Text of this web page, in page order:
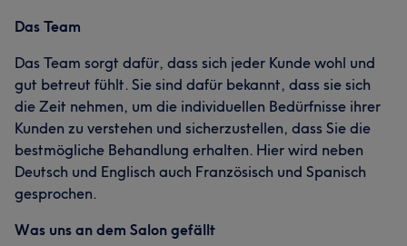
Das Team
Das Team sorgt dafür, dass sich jeder Kunde wohl und
gut betreut fühlt. Sie sind dafür bekannt, dass sie sich
die Zeit nehmen, um die individuellen Bedürfnisse ihrer
Kunden zu verstehen und sicherzustellen, dass Sie die
bestmögliche Behandlung erhalten. Hier wird neben
Deutsch und Englisch auch Französisch und Spanisch
gesprochen.
Was uns an dem Salon gefällt